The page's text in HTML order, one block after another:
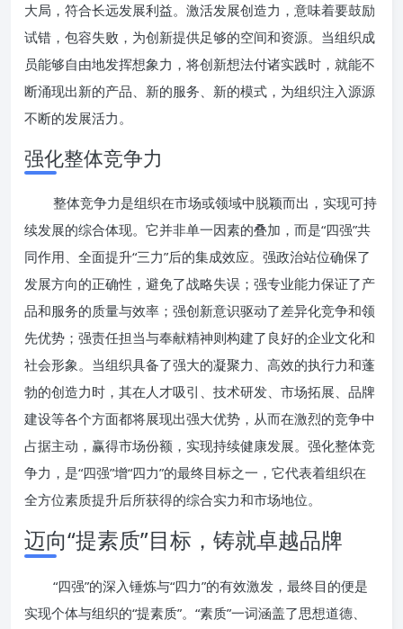
大局，符合长远发展利益。激活发展创造力，意味着要鼓励
试错，包容失败，为创新提供足够的空间和资源。当组织成
员能够自由地发挥想象力，将创新想法付诸实践时，就能不
断涌现出新的产品、新的服务、新的模式，为组织注入源源
不断的发展活力。
强化整体竞争力
整体竞争力是组织在市场或领域中脱颖而出，实现可持
续发展的综合体现。它并非单一因素的叠加，而是“四强”共
同作用、全面提升“三力”后的集成效应。强政治站位确保了
发展方向的正确性，避免了战略失误；强专业能力保证了产
品和服务的质量与效率；强创新意识驱动了差异化竞争和领
先优势；强责任担当与奉献精神则构建了良好的企业文化和
社会形象。当组织具备了强大的凝聚力、高效的执行力和蓬
勃的创造力时，其在人才吸引、技术研发、市场拓展、品牌
建设等各个方面都将展现出强大优势，从而在激烈的竞争中
占据主动，赢得市场份额，实现持续健康发展。强化整体竞
争力，是“四强”增“四力”的最终目标之一，它代表着组织在
全方位素质提升后所获得的综合实力和市场地位。
迈向“提素质”目标，铸就卓越品牌
“四强”的深入锤炼与“四力”的有效激发，最终目的便是
实现个体与组织的“提素质”。“素质”一词涵盖了思想道德、